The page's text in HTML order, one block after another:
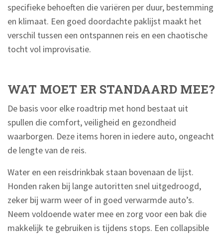
specifieke behoeften die variëren per duur, bestemming
en klimaat. Een goed doordachte paklijst maakt het
verschil tussen een ontspannen reis en een chaotische
tocht vol improvisatie.
WAT MOET ER STANDAARD MEE?
De basis voor elke roadtrip met hond bestaat uit
spullen die comfort, veiligheid en gezondheid
waarborgen. Deze items horen in iedere auto, ongeacht
de lengte van de reis.
Water en een reisdrinkbak staan bovenaan de lijst.
Honden raken bij lange autoritten snel uitgedroogd,
zeker bij warm weer of in goed verwarmde auto’s.
Neem voldoende water mee en zorg voor een bak die
makkelijk te gebruiken is tijdens stops. Een collapsible